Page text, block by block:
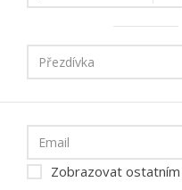
Přezdívka
Email
Zobrazovat